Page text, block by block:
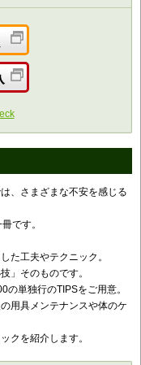
Kindleで購入
楽天で購入
、さまざまな不安を感じる
です。
た工夫やテクニック。
」そのものです。
単独行のTIPSをご用意。
用具メンテナンスや体のケ
クを紹介します。